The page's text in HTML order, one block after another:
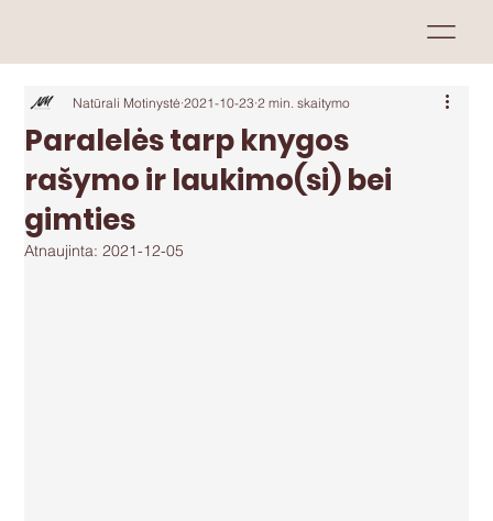
Paralelės tarp knygos
rašymo ir laukimo(si) bei
gimties
Natūrali Motinystė 2021-10-23 2 min. skaitymo
Atnaujinta:2021-12-05